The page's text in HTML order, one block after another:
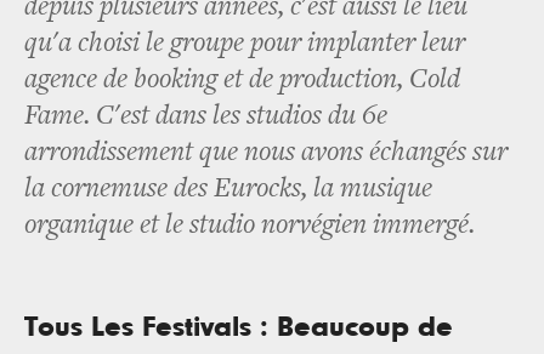
depuis plusieurs années, c'est aussi le lieu
qu'a choisi le groupe pour implanter leur
agence de booking et de production, Cold
Fame. C'est dans les studios du 6e
arrondissement que nous avons échangés sur
la cornemuse des Eurocks, la musique
organique et le studio norvégien immergé.
Tous Les Festivals : Beaucoup de